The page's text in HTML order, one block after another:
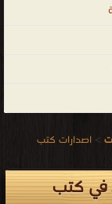
> اصدارات كتب
1993م - 1413هـ في كتب